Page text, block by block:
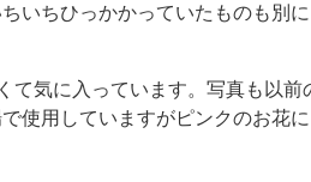
いちひっかかっていたものも別
て気に入っています。写真も以
使用していますがピンクのお花